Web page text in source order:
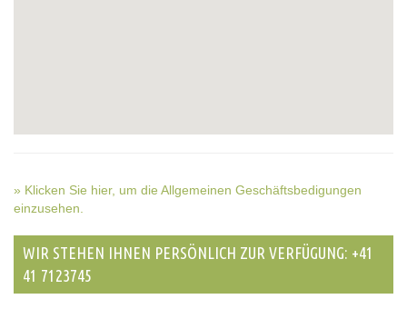
» Klicken Sie hier, um die Allgemeinen Geschäftsbedigungen
einzusehen.
WIR STEHEN IHNEN PERSÖNLICH ZUR VERFÜGUNG: +41
41 7123745